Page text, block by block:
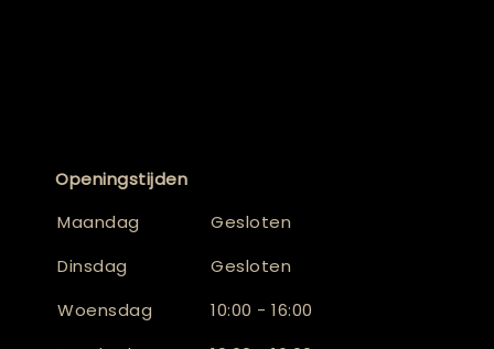
Openingstijden
Maandag
Gesloten
Dinsdag
Gesloten
Woensdag
10:00 - 16:00